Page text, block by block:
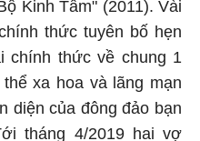
thức tuyên bố hẹn
chính thức về chung 1
xa hoa và lãng mạn
diện của đông đảo bạn
tháng 4/2019 hai vợ